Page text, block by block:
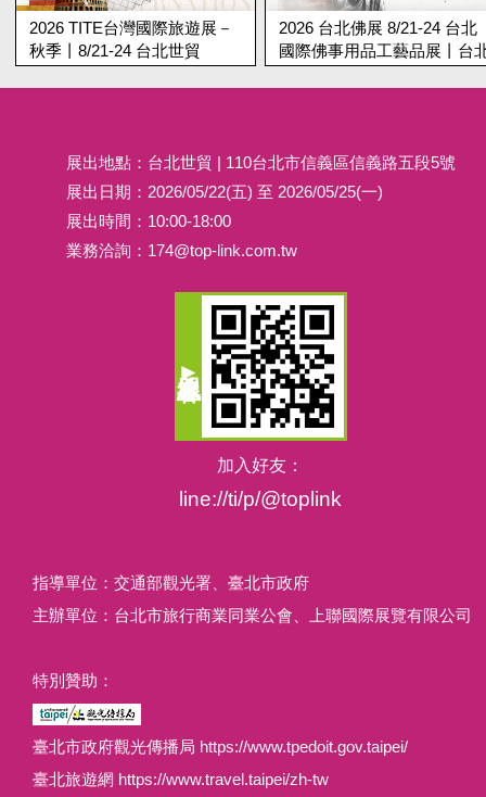
2026 TITE台灣國際旅遊展－
秋季丨8/21-24 台北世貿
2026 台北佛展 8/21-24 台北
國際佛事用品工藝品展丨台
展出地點：台北世貿 | 110台北市信義區信義路五段5號
展出日期：2026/05/22(五) 至 2026/05/25(一)
展出時間：10:00-18:00
業務洽詢： 174@top-link.com.tw
加入好友：
line://ti/p/@toplink
指導單位：交通部觀光署、臺北市政府
主辦單位：台北市旅行商業同業公會、上聯國際展覽有限公司
特別贊助：
臺北市政府觀光傳播局 https://www.tpedoit.gov.taipei/
臺北旅遊網 https://www.travel.taipei/zh-tw